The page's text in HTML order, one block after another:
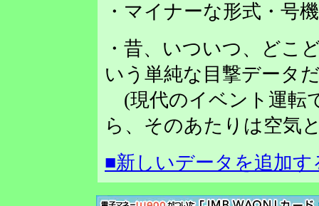
・マイナーな形式・号
・昔、いついつ、どこ
いう単純な目撃データ
(現代のイベント運転
ら、そのあたりは空気
■新しいデータを追加す